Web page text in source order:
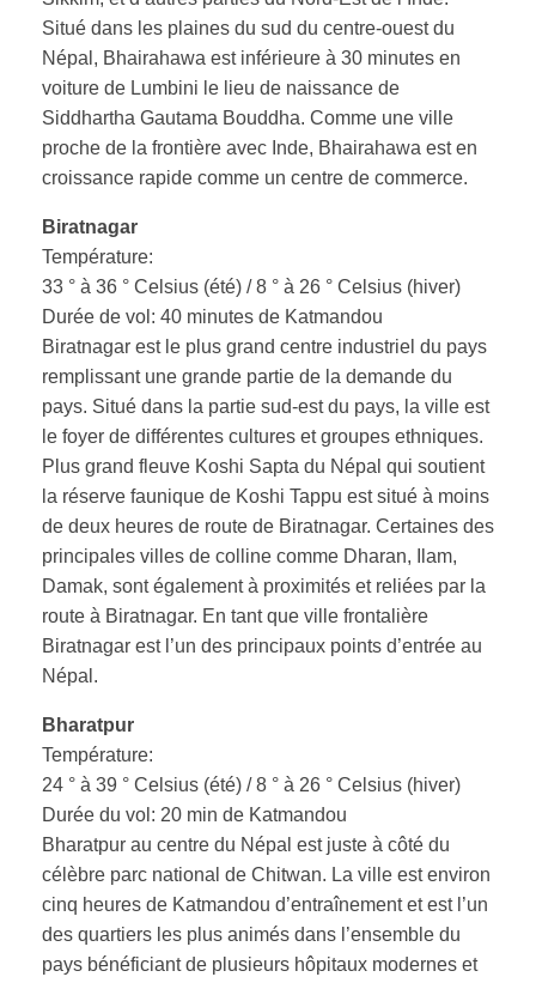
Situé dans les plaines du sud du centre-ouest du
Népal, Bhairahawa est inférieure à 30 minutes en
voiture de Lumbini le lieu de naissance de
Siddhartha Gautama Bouddha. Comme une ville
proche de la frontière avec Inde, Bhairahawa est en
croissance rapide comme un centre de commerce.
Biratnagar
Température:
33 ° à 36 ° Celsius (été) / 8 ° à 26 ° Celsius (hiver)
Durée de vol: 40 minutes de Katmandou
Biratnagar est le plus grand centre industriel du pays
remplissant une grande partie de la demande du
pays. Situé dans la partie sud-est du pays, la ville est
le foyer de différentes cultures et groupes ethniques.
Plus grand fleuve Koshi Sapta du Népal qui soutient
la réserve faunique de Koshi Tappu est situé à moins
de deux heures de route de Biratnagar. Certaines des
principales villes de colline comme Dharan, Ilam,
Damak, sont également à proximités et reliées par la
route à Biratnagar. En tant que ville frontalière
Biratnagar est l’un des principaux points d’entrée au
Népal.
Bharatpur
Température:
24 ° à 39 ° Celsius (été) / 8 ° à 26 ° Celsius (hiver)
Durée du vol: 20 min de Katmandou
Bharatpur au centre du Népal est juste à côté du
célèbre parc national de Chitwan. La ville est environ
cinq heures de Katmandou d’entraînement et est l’un
des quartiers les plus animés dans l’ensemble du
pays bénéficiant de plusieurs hôpitaux modernes et